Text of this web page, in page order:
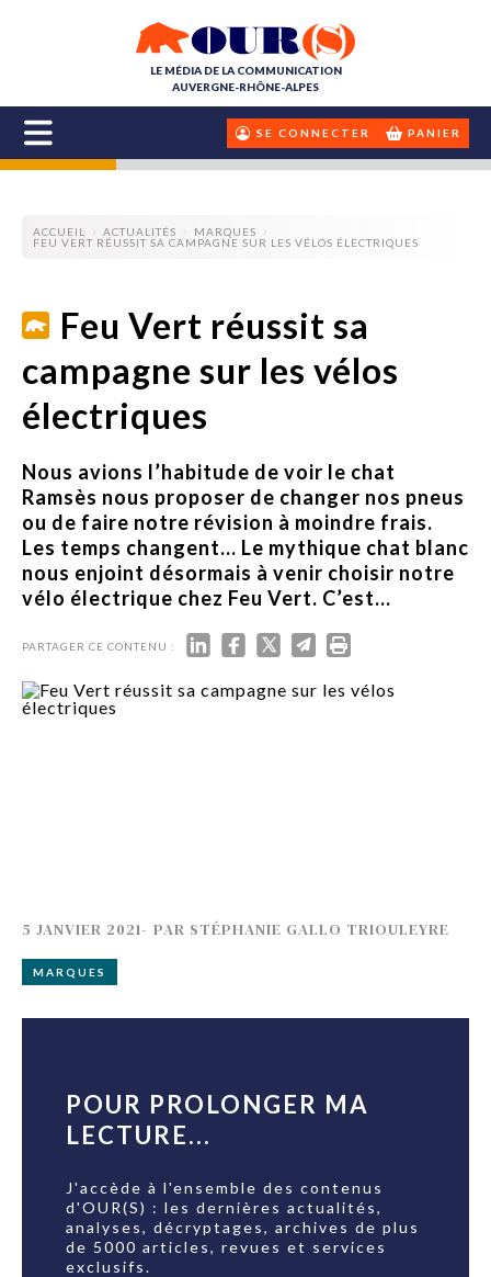
LE MÉDIA DE LA COMMUNICATION
AUVERGNE-RHÔNE-ALPES
SE CONNECTER PANIER
ACCUEIL ACTUALITÉS
MARQUES
FEU VERT RÉUSSIT SA CAMPAGNE SUR LES VÉLOS ÉLECTRIQUES
Feu Vert réussit sa
campagne sur les vélos
électriques
Nous avions l’habitude de voir le chat
Ramsès nous proposer de changer nos pneus
ou de faire notre révision à moindre frais.
Les temps changent… Le mythique chat blanc
nous enjoint désormais à venir choisir notre
vélo électrique chez Feu Vert. C’est...
PARTAGER CE CONTENU :
5 JANVIER 2021- PAR STÉPHANIE GALLO TRIOULEYRE
MARQUES
POUR PROLONGER MA
LECTURE...
J'accède à l'ensemble des contenus
d'OUR(S) : les dernières actualités,
analyses, décryptages, archives de plus
de 5000 articles, revues et services
exclusifs.